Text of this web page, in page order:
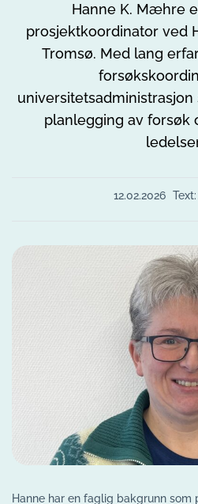
Hanne K. Mæhre
prosjektkoordinator ved
Tromsø. Med lang
universitetsadministrasjon
planlegging av forsøk
12.02.2026
Hanne har en faglig bakgrunn som